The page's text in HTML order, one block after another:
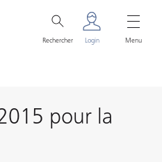
Rechercher Login Menu
pour la